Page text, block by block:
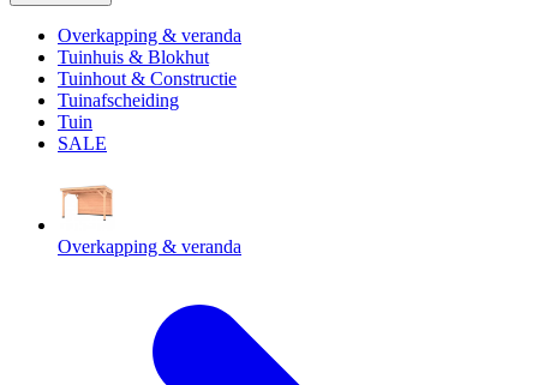
Overkapping & veranda
Tuinhuis & Blokhut
Tuinhout & Constructie
Tuinafscheiding
Tuin
SALE
Overkapping & veranda